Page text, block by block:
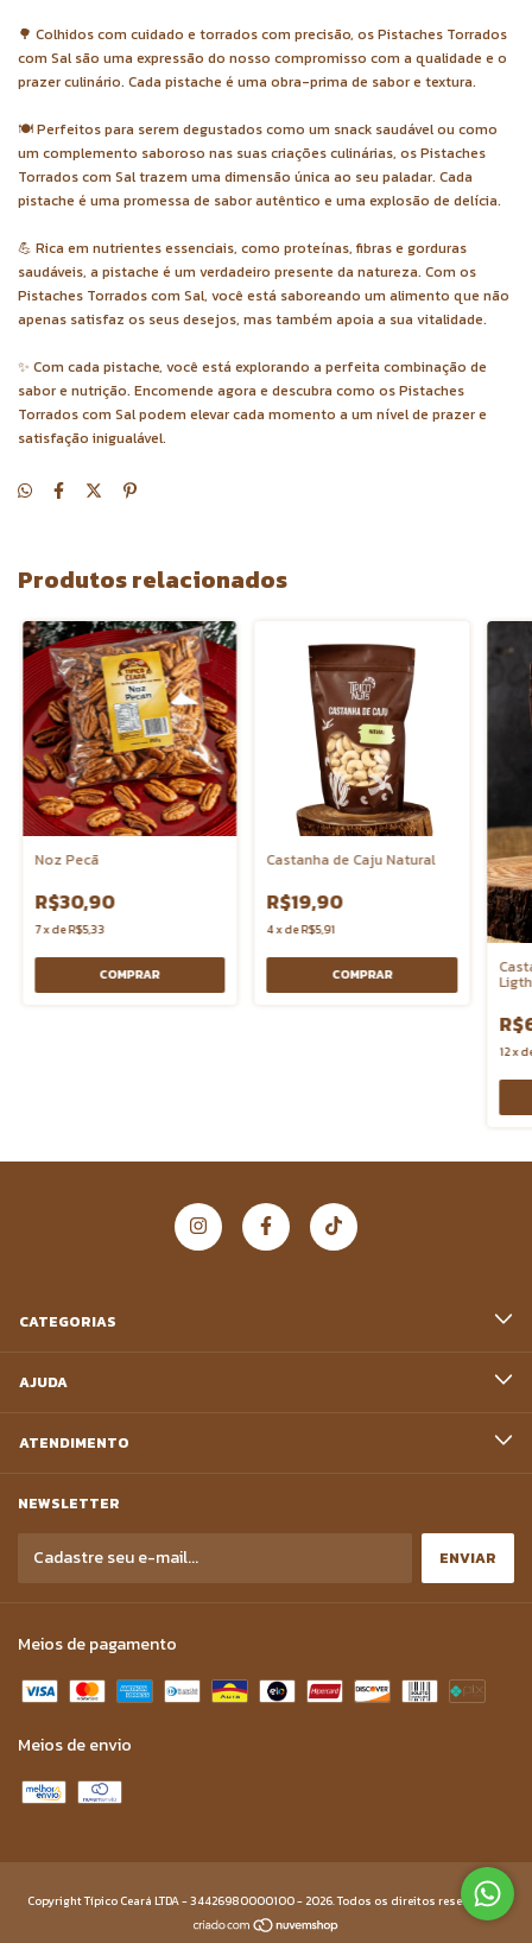
🌳 Colhidos com cuidado e torrados com precisão, os Pistaches Torrados
com Sal são uma expressão do nosso compromisso com a qualidade e o
prazer culinário. Cada pistache é uma obra-prima de sabor e textura.
🍽️ Perfeitos para serem degustados como um snack saudável ou como
um complemento saboroso nas suas criações culinárias, os Pistaches
Torrados com Sal trazem uma dimensão única ao seu paladar. Cada
pistache é uma promessa de sabor autêntico e uma explosão de delícia.
💪 Rica em nutrientes essenciais, como proteínas, fibras e gorduras
saudáveis, a pistache é um verdadeiro presente da natureza. Com os
Pistaches Torrados com Sal, você está saboreando um alimento que não
apenas satisfaz os seus desejos, mas também apoia a sua vitalidade.
✨ Com cada pistache, você está explorando a perfeita combinação de
sabor e nutrição. Encomende agora e descubra como os Pistaches
Torrados com Sal podem elevar cada momento a um nível de prazer e
satisfação inigualável.
Produtos relacionados
Noz Pecã
R$30,90
7xdeR$5,33
COMPRAR
Castanha de Caju Natural
R$19,90
4xdeR$5,91
COMPRAR
12x
CATEGORIAS
AJUDA
ATENDIMENTO
NEWSLETTER
Meios de pagamento
Meios de envio
Copyright Típico Ceará LTDA - 34426980000100 - 2026. Todos os direitos reservados.